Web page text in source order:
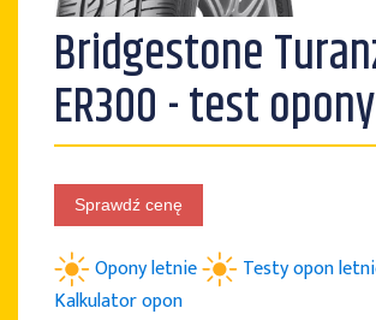
PRODUCENCI OPON
Bridgestone
ER300 - test opony
Sprawdź cenę
Opony letnie Testy opon
Kalkulator opon